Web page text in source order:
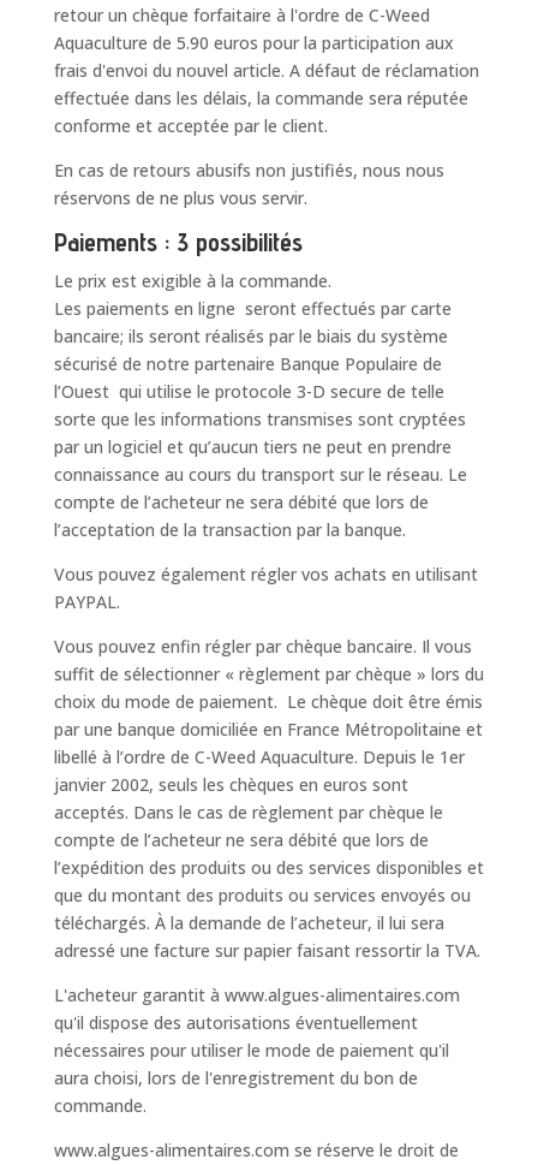
retour un chèque forfaitaire à l'ordre de C-Weed
Aquaculture de 5.90 euros pour la participation aux
frais d'envoi du nouvel article. A défaut de réclamation
effectuée dans les délais, la commande sera réputée
conforme et acceptée par le client.
En cas de retours abusifs non justifiés, nous nous
réservons de ne plus vous servir.
Paiements : 3 possibilités
Le prix est exigible à la commande.
Les paiements en ligne seront effectués par carte
bancaire; ils seront réalisés par le biais du système
sécurisé de notre partenaire Banque Populaire de
l’Ouest qui utilise le protocole 3-D secure de telle
sorte que les informations transmises sont cryptées
par un logiciel et qu’aucun tiers ne peut en prendre
connaissance au cours du transport sur le réseau. Le
compte de l’acheteur ne sera débité que lors de
l’acceptation de la transaction par la banque.
Vous pouvez également régler vos achats en utilisant
PAYPAL.
Vous pouvez enfin régler par chèque bancaire. Il vous
suffit de sélectionner « règlement par chèque » lors du
choix du mode de paiement. Le chèque doit être émis
par une banque domiciliée en France Métropolitaine et
libellé à l’ordre de C-Weed Aquaculture. Depuis le 1er
janvier 2002, seuls les chèques en euros sont
acceptés. Dans le cas de règlement par chèque le
compte de l’acheteur ne sera débité que lors de
l’expédition des produits ou des services disponibles et
que du montant des produits ou services envoyés ou
téléchargés. À la demande de l’acheteur, il lui sera
adressé une facture sur papier faisant ressortir la TVA.
L'acheteur garantit à www.algues-alimentaires.com
qu'il dispose des autorisations éventuellement
nécessaires pour utiliser le mode de paiement qu'il
aura choisi, lors de l'enregistrement du bon de
commande.
www.algues-alimentaires.com se réserve le droit de